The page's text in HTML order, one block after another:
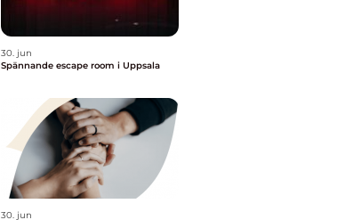
30. jun
Spännande escape room i Uppsala
30. jun